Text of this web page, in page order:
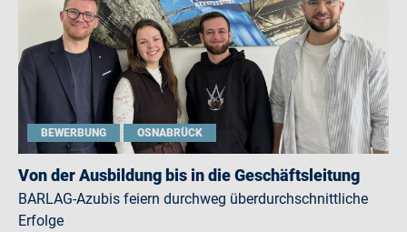
BEWERBUNG OSNABRÜCK
Von der Ausbildung bis in die Geschäftsleitung
BARLAG-Azubis feiern durchweg überdurchschnittliche
Erfolge